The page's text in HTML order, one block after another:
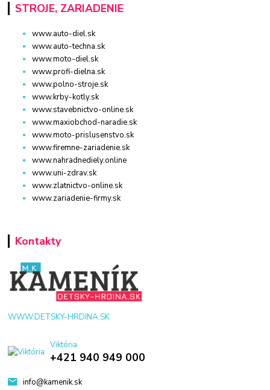
STROJE, ZARIADENIE
www.auto-diel.sk
www.auto-techna.sk
www.moto-diel.sk
www.profi-dielna.sk
www.polno-stroje.sk
www.krby-kotly.sk
www.stavebnictvo-online.sk
www.maxiobchod-naradie.sk
www.moto-prislusenstvo.sk
www.firemne-zariadenie.sk
www.nahradnediely.online
www.uni-zdrav.sk
www.zlatnictvo-online.sk
www.zariadenie-firmy.sk
Kontakty
WWW.DETSKY-HRDINA.SK
Viktória
+421 940 949 000
info@kamenik.sk